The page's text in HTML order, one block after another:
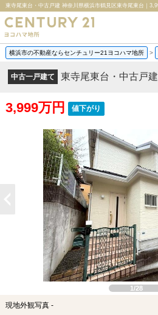
横浜市の不動産ならセンチュリー21ヨコハマ地所 >
中古一戸建て 東寺尾東台・中古戸建
3,999万円 値下がり
1/28
現地外観写真 -